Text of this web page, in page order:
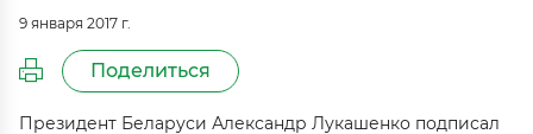
9 января 2017 г.
Поделиться
Президент Беларуси Александр Лукашенко подписал